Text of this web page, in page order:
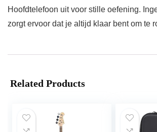
Hoofdtelefoon uit voor stille oefening.
zorgt ervoor dat je altijd klaar bent om te
Related Products